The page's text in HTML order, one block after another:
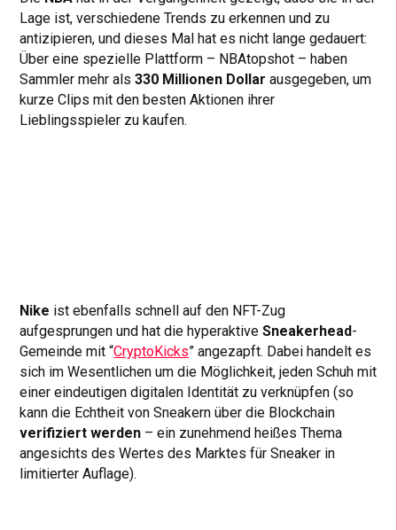
Lage ist, verschiedene Trends zu erkennen und zu
antizipieren, und dieses Mal hat es nicht lange gedauert:
Über eine spezielle Plattform – NBAtopshot – haben
Sammler mehr als330 Millionen Dollar ausgegeben, um
kurze Clips mit den besten Aktionen ihrer
Lieblingsspieler zu kaufen.
Nike ist ebenfalls schnell auf den NFT-Zug
aufgesprungen und hat die hyperaktiveSneakerhead-
Gemeinde mit “CryptoKicks” angezapft. Dabei handelt es
sich im Wesentlichen um die Möglichkeit, jeden Schuh mit
einer eindeutigen digitalen Identität zu verknüpfen (so
kann die Echtheit von Sneakern über die Blockchain
verifiziert werden – ein zunehmend heißes Thema
angesichts des Wertes des Marktes für Sneaker in
limitierter Auflage).